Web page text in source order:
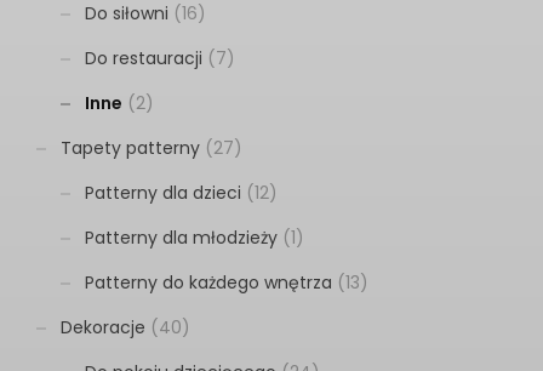
Do siłowni (16)
Do restauracji (7)
Inne (2)
Tapety patterny (27)
Patterny dla dzieci (12)
Patterny dla młodzieży (1)
Patterny do każdego wnętrza (13)
Dekoracje (40)